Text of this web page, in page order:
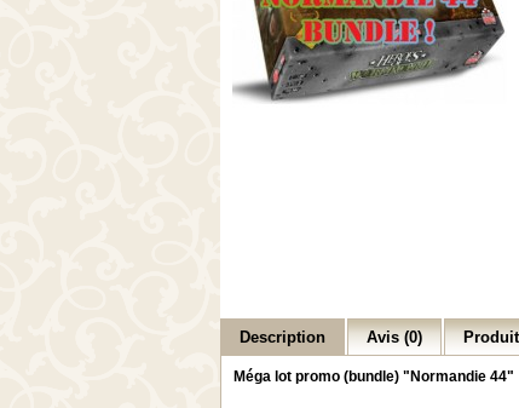
Description Avis (0)
Méga lot promo (bundle) "Normandie 44"